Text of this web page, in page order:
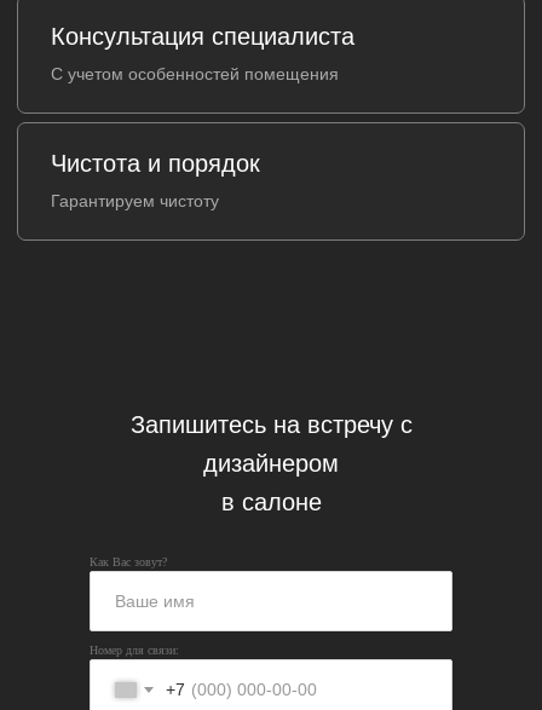
Как Вас зовут?
Номер для связи:
+7
Запишитесь на встречу с
дизайнером
в салоне